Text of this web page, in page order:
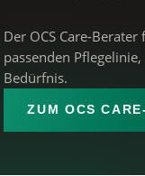
Der OCS Care-
passenden
Bedürfnis.
ZUM OCS